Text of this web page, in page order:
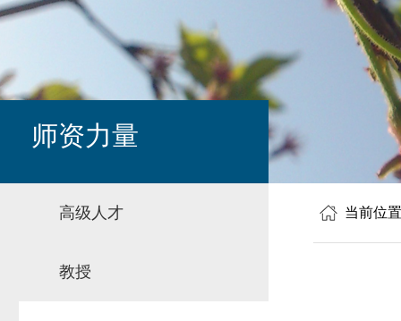
师资力量
高级人才
教授
当前位